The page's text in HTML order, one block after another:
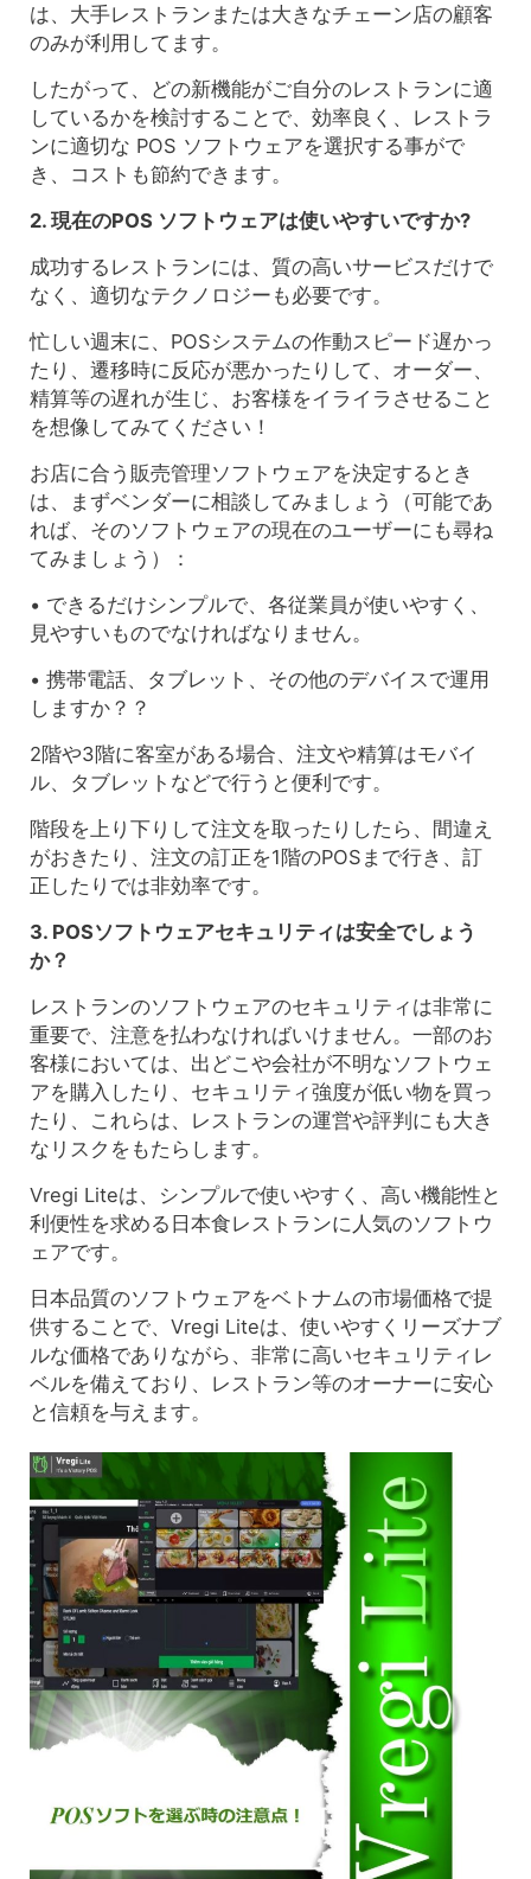
は、大手レストランまたは大きなチェーン店の顧客
のみが利用してます。
したがって、どの新機能がご自分のレストランに適
しているかを検討することで、効率良く、レストラ
ンに適切な POS ソフトウェアを選択する事がで
き、コストも節約できます。
2. 現在のPOS ソフトウェアは使いやすいですか?
成功するレストランには、質の高いサービスだけで
なく、適切なテクノロジーも必要です。
忙しい週末に、POSシステムの作動スピード遅かっ
たり、遷移時に反応が悪かったりして、オーダー、
精算等の遅れが生じ、お客様をイライラさせること
を想像してみてください！
お店に合う販売管理ソフトウェアを決定するとき
は、まずベンダーに相談してみましょう（可能であ
れば、そのソフトウェアの現在のユーザーにも尋ね
てみましょう）：
• できるだけシンプルで、各従業員が使いやすく、
見やすいものでなければなりません。
• 携帯電話、タブレット、その他のデバイスで運用
しますか？？
2階や3階に客室がある場合、注文や精算はモバイ
ル、タブレットなどで行うと便利です。
階段を上り下りして注文を取ったりしたら、間違え
がおきたり、注文の訂正を1階のPOSまで行き、訂
正したりでは非効率です。
3. POSソフトウェアセキュリティは安全でしょう
か？
レストランのソフトウェアのセキュリティは非常に
重要で、注意を払わなければいけません。一部のお
客様においては、出どこや会社が不明なソフトウェ
アを購入したり、セキュリティ強度が低い物を買っ
たり、これらは、レストランの運営や評判にも大き
なリスクをもたらします。
Vregi Liteは、シンプルで使いやすく、高い機能性と
利便性を求める日本食レストランに人気のソフトウ
ェアです。
日本品質のソフトウェアをベトナムの市場価格で提
供することで、Vregi Liteは、使いやすくリーズナブ
ルな価格でありながら、非常に高いセキュリティレ
ベルを備えており、レストラン等のオーナーに安心
と信頼を与えます。